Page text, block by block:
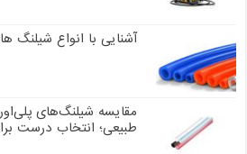
آشنایی با انواع شیلنگ
مقایسه شیلنگ‌های
طبیعی؛ انتخاب درست